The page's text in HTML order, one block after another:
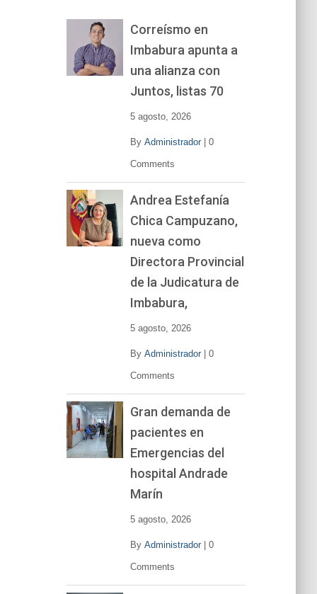
Correísmo en
Imbabura apunta a
una alianza con
Juntos, listas 70
5 agosto, 2026
By Administrador| 0
Comments
Andrea Estefanía
Chica Campuzano,
nueva como
Directora Provincial
de la Judicatura de
Imbabura,
5 agosto, 2026
By Administrador| 0
Comments
Gran demanda de
pacientes en
Emergencias del
hospital Andrade
Marín
5 agosto, 2026
By Administrador| 0
Comments